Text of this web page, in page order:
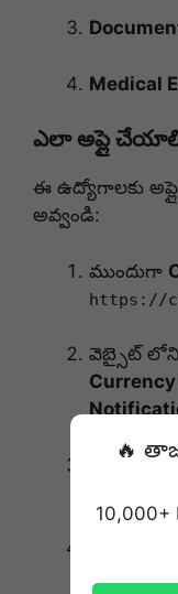
Medical
ఎలా అప్లై చేయాలి
ఈ ఉద్యోగాలకు
అవ్వండి:
ముందుగా
https://
వెబ్సైట్
మీ
🔥
10,000+